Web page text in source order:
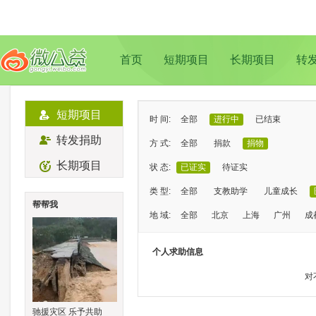
首页 短期项目 长期项目 转
短期项目
转发捐助
长期项目
帮帮我
驰援灾区 乐予共助
时 间: 全部 进行中 已结束
方 式: 全部 捐款 捐物
状 态: 已证实 待证实
类 型: 全部 支教助学 儿童成长
地 域: 全部 北京 上海 广州 成
个人求助信息
对